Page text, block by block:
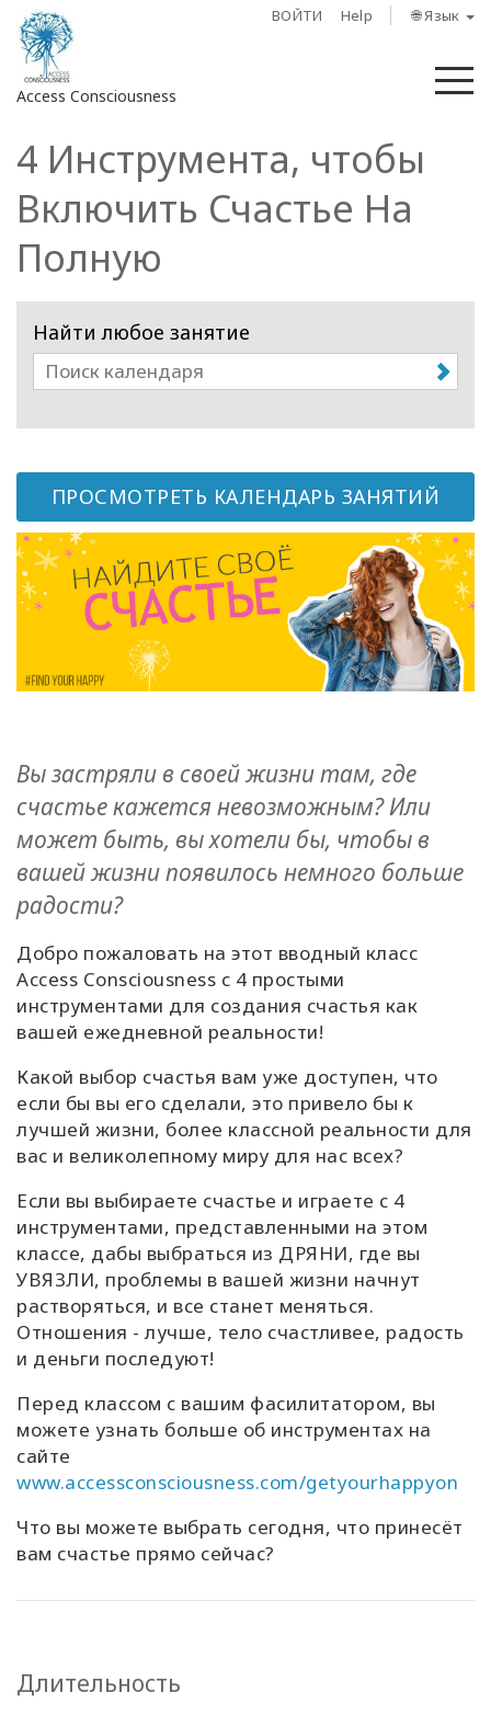
ВОЙТИ Help 🌐 Язык
Access Consciousness
Войти
свою
запись
нас
Access
Регионы
Классы
Фасилитаторы
КОНТАКТЫ
ПОИСК
4 Инструмента, чтобы
Включить Счастье На
Полную
Найти любое занятие
ПРОСМОТРЕТЬ КАЛЕНДАРЬ ЗАНЯТИЙ
Вы застряли в своей жизни там, где
счастье кажется невозможным? Или
может быть, вы хотели бы, чтобы в
вашей жизни появилось немного больше
радости?
Добро пожаловать на этот вводный класс
Access Consciousness с 4 простыми
инструментами для создания счастья как
вашей ежедневной реальности!
Какой выбор счастья вам уже доступен, что
если бы вы его сделали, это привело бы к
лучшей жизни, более классной реальности для
вас и великолепному миру для нас всех?
Если вы выбираете счастье и играете с 4
инструментами, представленными на этом
классе, дабы выбраться из ДРЯНИ, где вы
УВЯЗЛИ, проблемы в вашей жизни начнут
растворяться, и все станет меняться.
Отношения - лучше, тело счастливее, радость
и деньги последуют!
Перед классом с вашим фасилитатором, вы
можете узнать больше об инструментах на
сайте
www.accessconsciousness.com/getyourhappyon
Что вы можете выбрать сегодня, что принесёт
вам счастье прямо сейчас?
Длительность